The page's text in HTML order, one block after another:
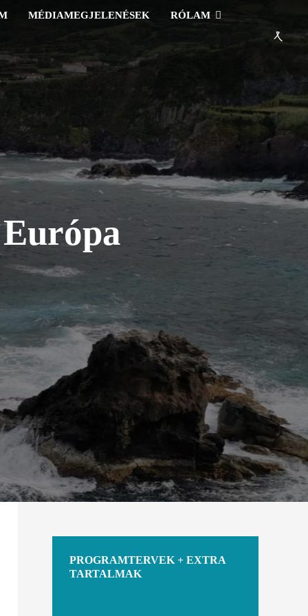
MÉDIAMEGJELENÉSEK RÓLAM
PROGRAMTERVEK + EXTRA
TARTALMAK